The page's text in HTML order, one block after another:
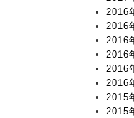
2016
2016
2016
2016
2016
2016
2015
2015